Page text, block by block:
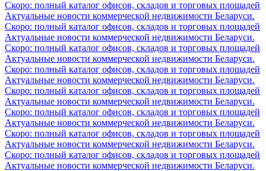
Скоро: полный каталог офисов, складов и торговых площадей
Актуальные новости коммерческой недвижимости Беларуси.
Скоро: полный каталог офисов, складов и торговых площадей
Актуальные новости коммерческой недвижимости Беларуси.
Скоро: полный каталог офисов, складов и торговых площадей
Актуальные новости коммерческой недвижимости Беларуси.
Скоро: полный каталог офисов, складов и торговых площадей
Актуальные новости коммерческой недвижимости Беларуси.
Скоро: полный каталог офисов, складов и торговых площадей
Актуальные новости коммерческой недвижимости Беларуси.
Скоро: полный каталог офисов, складов и торговых площадей
Актуальные новости коммерческой недвижимости Беларуси.
Скоро: полный каталог офисов, складов и торговых площадей
Актуальные новости коммерческой недвижимости Беларуси.
Скоро: полный каталог офисов, складов и торговых площадей
Актуальные новости коммерческой недвижимости Беларуси.